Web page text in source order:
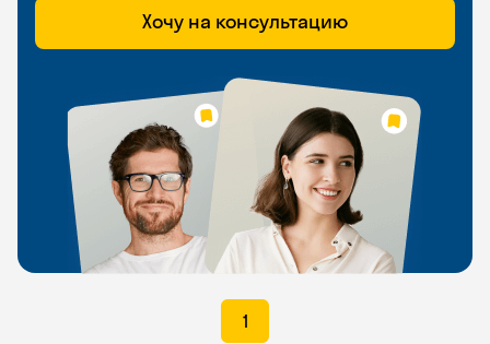
Хочу на консультацию
1